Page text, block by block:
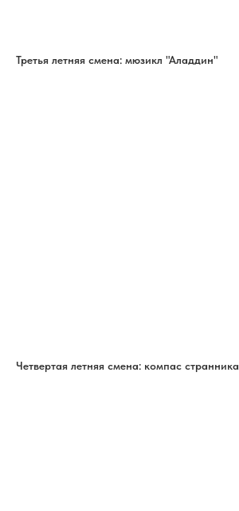
Третья летняя смена: мюзикл "Аладдин"
Четвертая летняя смена: компас странника